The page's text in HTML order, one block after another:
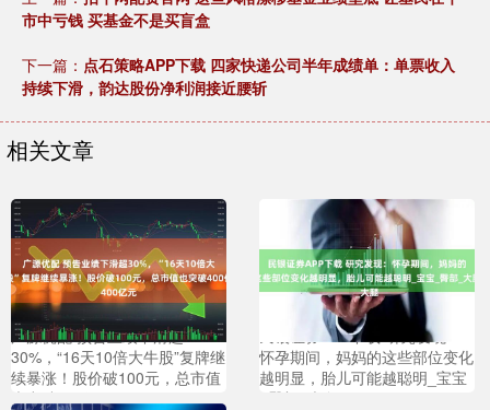
市中亏钱 买基金不是买盲盒
下一篇： 点石策略APP下载 四家快递公司半年成绩单：单票收入
持续下滑，韵达股份净利润接近腰斩
相关文章
广源优配 预告业绩下滑超
30%，“16天10倍大牛股”复牌继
续暴涨！股价破100元，总市值
也突破400亿元
民银证券APP下载 研究发现：
怀孕期间，妈妈的这些部位变化
越明显，胎儿可能越聪明_宝宝
_臀部_大腿